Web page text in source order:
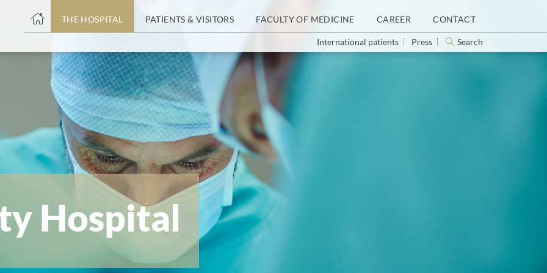
THE HOSPITAL PATIENTS & VISITORS FACULTY OF MEDICINE CAREER CONTACT
International patients Press Search
Hospital